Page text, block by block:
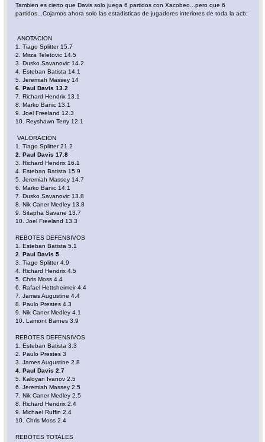
Tambien es cierto que Davis solo juega 6 partidos con Xacobeo...pero que 6
partidos...Cojamos ahora solo las estadisticas de jugadores interiores de toda la acb:
ANOTACION
1. Tiago Splitter 15.7
2. Mirza Teletovic 14.5
3. Dusko Savanovic 14.2
4. Esteban Batista 14.1
5. Jeremiah Massey 14
6. Paul Davis 13.2
7. Richard Hendrix 13.1
8. Marko Banic 13.1
9. Joel Freeland 12.3
10. Reyshawn Terry 12.1
VALORACION
1. Tiago Splitter 21.2
2. Paul Davis 17.8
3. Richard Hendrix 16.1
4. Esteban Batista 15.9
5. Jeremiah Massey 14.7
6. Marko Banic 14.1
7. Dusko Savanovic 13.8
8. Nik Caner Medley 13.8
9. Sitapha Savane 13.7
10. Joel Freeland 13.3
REBOTES DEFENSIVOS
1. Esteban Batista 5.1
2. Paul Davis 5
3. Tiago Splitter 4.9
4. Richard Hendrix 4.5
5. Chris Moss 4.4
6. Rafael Hettsheimeir 4.4
7. James Augustine 4.4
8. Paulo Prestes 4.3
9. Nik Caner Medley 4.1
10. Lamont Barnes 3.9
REBOTES DEFENSIVOS
1. Esteban Batista 3.3
2. Paulo Prestes 3
3. James Augustine 2.8
4. Paul Davis 2.7
5. Kaloyan Ivanov 2.5
6. Jeremiah Massey 2.5
7. Nik Caner Medley 2.5
8. Richard Hendrix 2.4
9. Michael Ruffin 2.4
10. Chris Moss 2.4
REBOTES TOTALES